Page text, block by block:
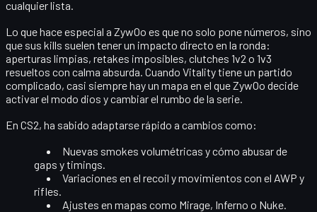
cualquier lista.
Lo que hace especial a ZywOo es queno solo pone números, sino
que sus kills suelen tener un impacto directo en la ronda:
aperturas limpias, retakes imposibles, clutches 1v2 o 1v3
resueltos con calma absurda. Cuando Vitality tiene un partido
complicado, casi siempre hay un mapa en el que ZywOo decide
activar el modo dios y cambiar el rumbo de la serie.
En CS2, ha sabido adaptarse rápido a cambios como:
Nuevas smokes volumétricas y cómo abusar de
gaps y timings.
Variaciones en el recoil y movimientos con el AWP y
rifles.
Ajustes en mapas como Mirage, Inferno o Nuke.